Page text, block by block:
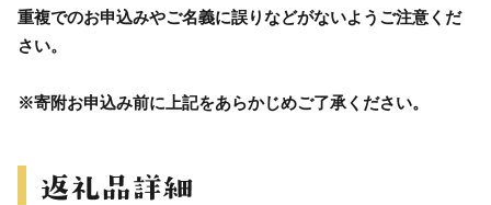
重複でのお申込みやご名義に誤りなどがないようご注意くだ
さい。
※寄附お申込み前に上記をあらかじめご了承ください。